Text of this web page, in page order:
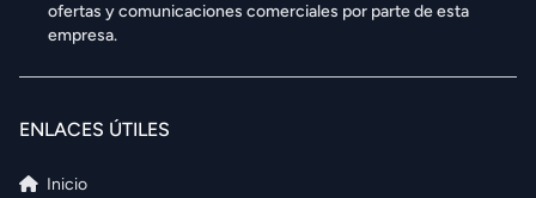
ofertas y comunicaciones comerciales por parte de esta
empresa.
ENLACES ÚTILES
Inicio